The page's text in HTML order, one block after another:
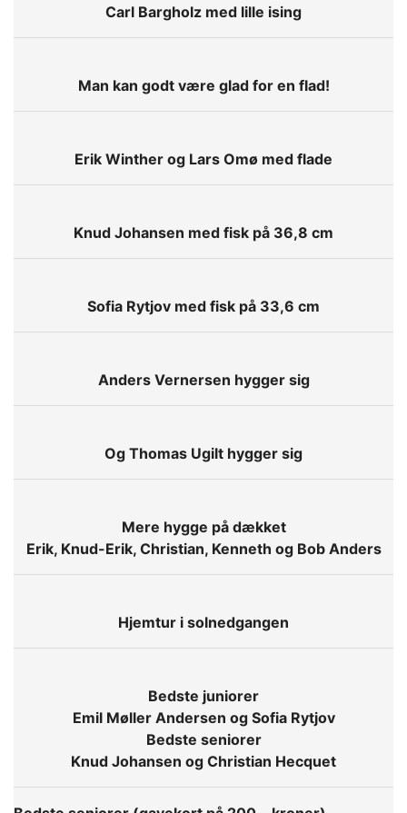
Carl Bargholz med lille ising
Man kan godt være glad for en flad!
Erik Winther og Lars Omø med flade
Knud Johansen med fisk på 36,8 cm
Sofia Rytjov med fisk på 33,6 cm
Anders Vernersen hygger sig
Og Thomas Ugilt hygger sig
Mere hygge på dækket
Erik, Knud-Erik, Christian, Kenneth og Bob Anders
Hjemtur i solnedgangen
Bedste juniorer
Emil Møller Andersen og Sofia Rytjov
Bedste seniorer
Knud Johansen og Christian Hecquet